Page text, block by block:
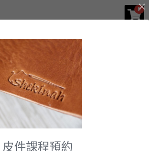
0
×
商品分類
皮件課程預約